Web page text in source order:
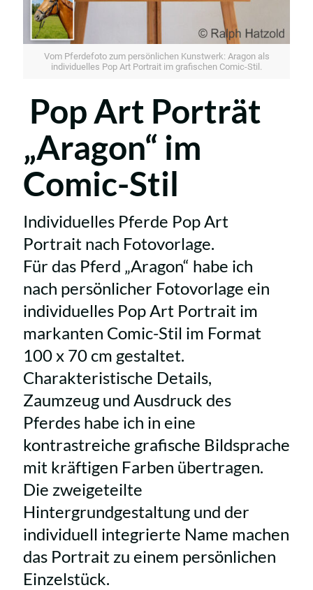
Vom Pferdefoto zum persönlichen Kunstwerk: Aragon als
individuelles Pop Art Portrait im grafischen Comic-Stil.
Pop Art Porträt
„Aragon“ im
Comic-Stil
Individuelles Pferde Pop Art
Portrait nach Fotovorlage.
Für das Pferd „Aragon“ habe ich
nach persönlicher Fotovorlage ein
individuelles Pop Art Portrait im
markanten Comic-Stil im Format
100 x 70 cm gestaltet.
Charakteristische Details,
Zaumzeug und Ausdruck des
Pferdes habe ich in eine
kontrastreiche grafische Bildsprache
mit kräftigen Farben übertragen.
Die zweigeteilte
Hintergrundgestaltung und der
individuell integrierte Name machen
das Portrait zu einem persönlichen
Einzelstück.